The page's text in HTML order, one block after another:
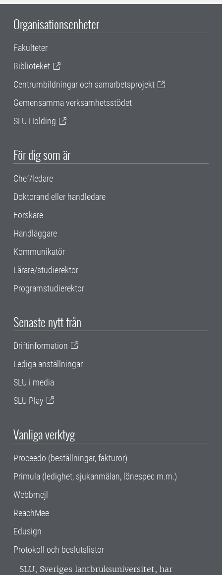
Organisationsenheter
Fakulteter
Biblioteket
Centrumbildningar och samarbetsprojekt
Gemensamma verksamhetsstödet
SLU Holding
För dig som är
Chef/ledare
Doktorand eller handledare
Forskare
Handläggare
Kommunikatör
Lärare/studierektor
Programstudierektor
Senaste nytt från
Driftinformation
Lediga anställningar
SLU i media
SLU Play
Vanliga verktyg
Proceedo (beställningar, fakturor)
Primula (ledighet, sjukanmälan, lönespec m.m.)
Webbmejl
ReachMee
Edusign
Protokoll och beslutslistor
SLU, Sveriges lantbruksuniversitet, har